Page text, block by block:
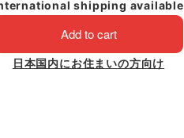
shipping available
Add to cart
日本国内にお住まいの方向け